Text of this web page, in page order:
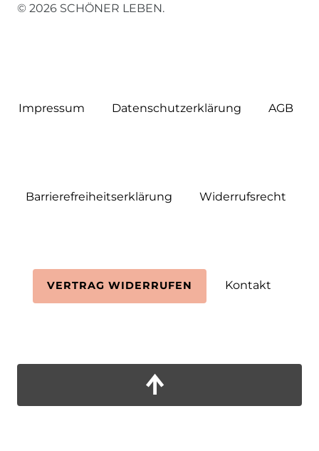
© 2026 SCHÖNER LEBEN.
Impressum Daten­schutz­erklärung AGB
Barrierefreiheitserklärung Widerrufs­recht
VERTRAG WIDERRUFEN Kontakt